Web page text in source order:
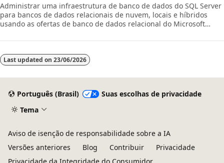
Administrar uma infraestrutura de banco de dados do SQL Server
para bancos de dados relacionais de nuvem, locais e híbridos
usando as ofertas de banco de dados relacional do Microsoft
Last updated on 23/06/2026
Português (Brasil)
Suas escolhas de privacidade
Tema
Aviso de isenção de responsabilidade sobre a IA
Versões anteriores
Blog Contribuir
Privacidade